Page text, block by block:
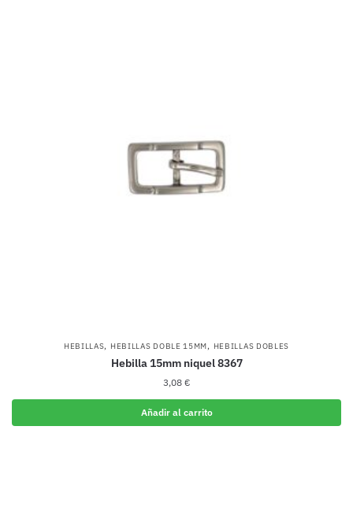
HEBILLAS, HEBILLAS DOBLE 15MM, HEBILLAS DOBLES
Hebilla 15mm niquel 8367
3,08 €
Añadir al carrito